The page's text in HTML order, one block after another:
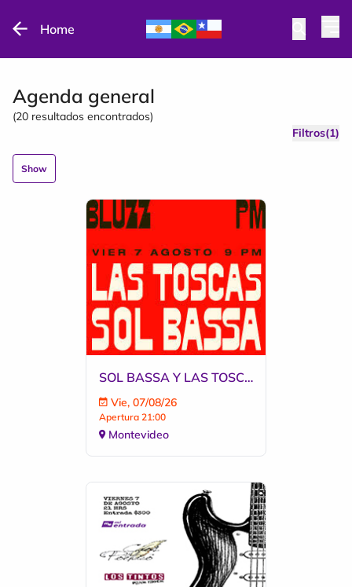
Home
Agenda general
(20 resultados encontrados)
Filtros(1)
Show
SOL BASSA Y LAS TOSCAS EN BLUZZ BAR
Vie, 07/08/26
Apertura 21:00
Montevideo